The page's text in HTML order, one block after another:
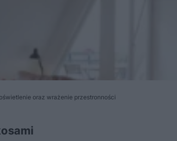
oraz wrażenie przestronności